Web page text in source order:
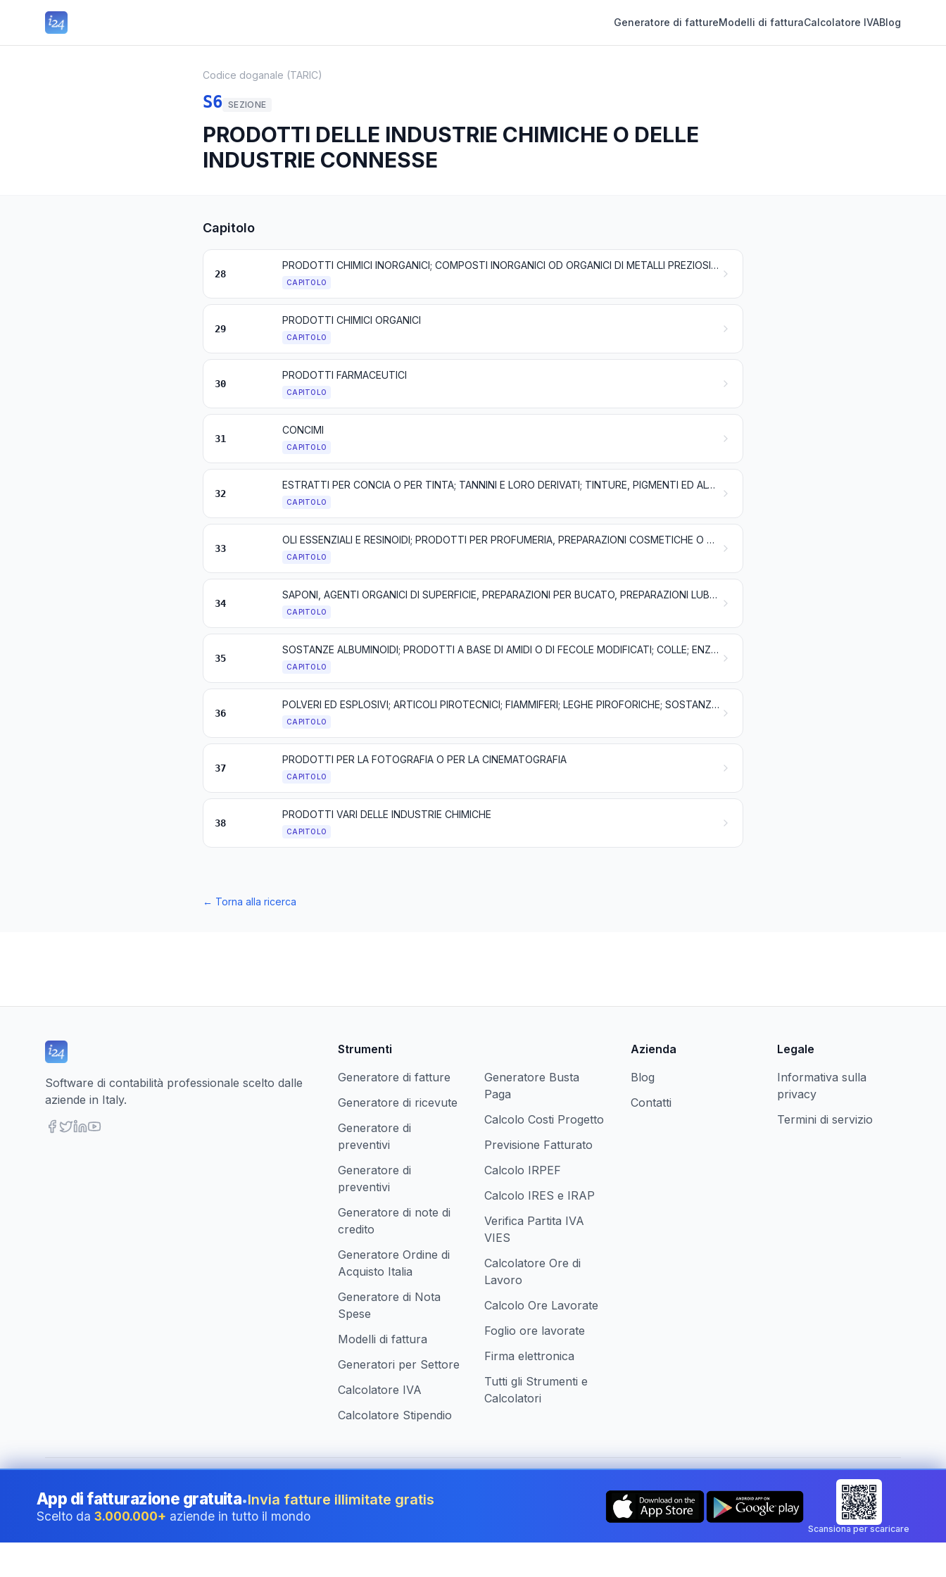
Generatore di fattureModelli di fatturaCalcolatore IVABlog
Codice doganale (TARIC)
S6 SEZIONE
PRODOTTI DELLE INDUSTRIE CHIMICHE O DELLE
INDUSTRIE CONNESSE
Capitolo
28
PRODOTTI CHIMICI INORGANICI; COMPOSTI INORGANICI OD ORGANICI DI METALLI PREZIOSI, DI ELEMENTI RADIOATTIVI, DI METALLI DELLE TERRE RARE O DI ISOTOPI
CAPITOLO
29
PRODOTTI CHIMICI ORGANICI
CAPITOLO
30
PRODOTTI FARMACEUTICI
CAPITOLO
31
CONCIMI
CAPITOLO
32
ESTRATTI PER CONCIA O PER TINTA; TANNINI E LORO DERIVATI; TINTURE, PIGMENTI ED ALTRE SOSTANZE COLORANTI; PITTURE E VERNICI; STUCCO E ALTRI MASTICI; INCHIOSTRI
CAPITOLO
33
OLI ESSENZIALI E RESINOIDI; PRODOTTI PER PROFUMERIA, PREPARAZIONI COSMETICHE O PER TOELETTA
CAPITOLO
34
SAPONI, AGENTI ORGANICI DI SUPERFICIE, PREPARAZIONI PER BUCATO, PREPARAZIONI LUBRIFICANTI, CERE ARTIFICIALI, CERE PREPARATE, PREPARAZIONI PER PULIRE E LUCIDARE, CANDELE E PRODOTTI SIMILI, PASTE PER MODELLARE, «CERE PER L'ODONTOIATRIA» E PREPARAZIONI PER L'ODONTOIATRIA A BASE DI GESSO
CAPITOLO
35
SOSTANZE ALBUMINOIDI; PRODOTTI A BASE DI AMIDI O DI FECOLE MODIFICATI; COLLE; ENZIMI
CAPITOLO
36
POLVERI ED ESPLOSIVI; ARTICOLI PIROTECNICI; FIAMMIFERI; LEGHE PIROFORICHE; SOSTANZE INFIAMMABILI
CAPITOLO
37
PRODOTTI PER LA FOTOGRAFIA O PER LA CINEMATOGRAFIA
CAPITOLO
38
PRODOTTI VARI DELLE INDUSTRIE CHIMICHE
CAPITOLO
← Torna alla ricerca
Software di contabilità professionale scelto dalle
aziende in Italy.
Strumenti
Generatore di fatture
Generatore di ricevute
Generatore di
preventivi
Generatore di
preventivi
Generatore di note di
credito
Generatore Ordine di
Acquisto Italia
Generatore di Nota
Spese
Modelli di fattura
Generatori per Settore
Calcolatore IVA
Calcolatore Stipendio
Generatore Busta
Paga
Calcolo Costi Progetto
Previsione Fatturato
Calcolo IRPEF
Calcolo IRES e IRAP
Verifica Partita IVA
VIES
Calcolatore Ore di
Lavoro
Calcolo Ore Lavorate
Foglio ore lavorate
Firma elettronica
Tutti gli Strumenti e
Calcolatori
Azienda
Blog
Contatti
Legale
Informativa sulla
privacy
Termini di servizio
©2026i24 Limited. All rights reserved.•Al servizio delle aziende in Italy Cambia paese: Italy
App di fatturazione gratuita•Invia fatture illimitate gratis
Scelto da 3.000.000+ aziende in tutto il mondo
Scansiona per scaricare